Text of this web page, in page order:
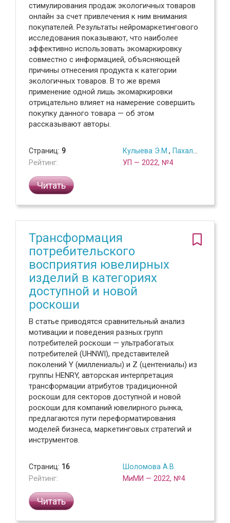
стимулирования продаж экологичных товаров
онлайн за счет привлечения к ним внимания
покупателей. Результаты нейромаркетингового
исследования показывают, что наиболее
эффективно использовать экомаркировку
совместно с информацией, объясняющей
причины отнесения продукта к категории
экологичных товаров. В то же время
применение одной лишь экомаркировки
отрицательно влияет на намерение совершить
покупку данного товара — об этом
рассказывают авторы.
Страниц: 9
Рейтинг:
Кулыева Э.М. , Пахалов А.М.
УП — 2022, №4
Читать
Трансформация
потребительского
восприятия ювелирных
изделий в категориях
доступной и новой
роскоши
В статье приводятся сравнительный анализ
мотивации и поведения разных групп
потребителей роскоши — ультрабогатых
потребителей (UHNWI), представителей
поколений Y (миллениалы) и Z (центениалы) из
группы HENRY, авторская интерпретация
трансформации атрибутов традиционной
роскоши для секторов доступной и новой
роскоши для компаний ювелирного рынка,
предлагаются пути переформатирования
моделей бизнеса, маркетинговых стратегий и
инструментов.
Страниц: 16
Рейтинг:
Шоломова А.В.
МиМИ — 2022, №4
Читать